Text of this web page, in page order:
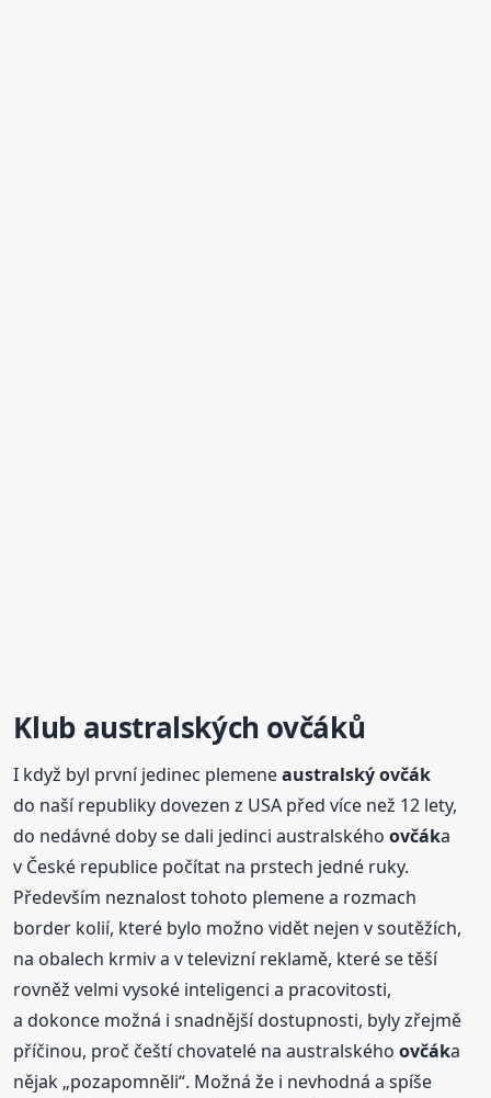
Klub australských ovčáků
I když byl první jedinec plemeneaustralský ovčák
do naší republiky dovezen z USA před více než 12 lety,
do nedávné doby se dali jedinci australskéhoovčáka
v České republice počítat na prstech jedné ruky.
Především neznalost tohoto plemene a rozmach
border kolií, které bylo možno vidět nejen v soutěžích,
na obalech krmiv a v televizní reklamě, které se těší
rovněž velmi vysoké inteligenci a pracovitosti,
a dokonce možná i snadnější dostupnosti, byly zřejmě
příčinou, proč čeští chovatelé na australskéhoovčáka
nějak „pozapomněli“. Možná že i nevhodná a spíše